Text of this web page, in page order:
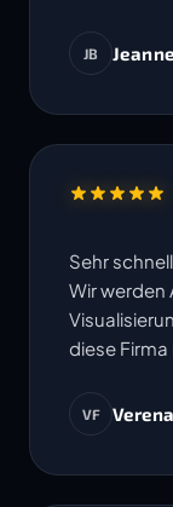
JB
Sehr
Wir werden
diese
VF